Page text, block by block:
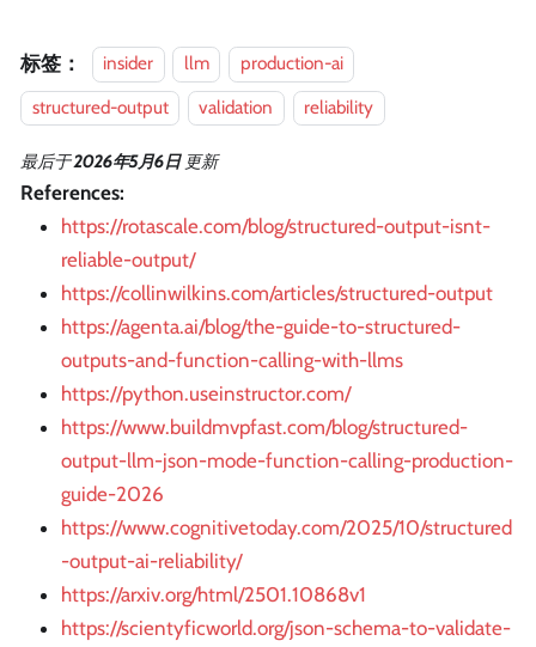
标签： insider llm
production-ai
structured-output
validation reliability
最后于2026年5月6日 更新
References:
https://rotascale.com/blog/structured-output-isnt-
reliable-output/
https://collinwilkins.com/articles/structured-output
https://agenta.ai/blog/the-guide-to-structured-
outputs-and-function-calling-with-llms
https://python.useinstructor.com/
https://www.buildmvpfast.com/blog/structured-
output-llm-json-mode-function-calling-production-
guide-2026
https://www.cognitivetoday.com/2025/10/structured
-output-ai-reliability/
https://arxiv.org/html/2501.10868v1
https://scientyficworld.org/json-schema-to-validate-